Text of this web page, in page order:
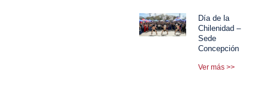
Día de la
Chilenidad –
Sede
Concepción
Ver más >>